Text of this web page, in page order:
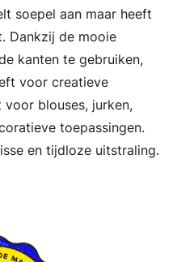
soepel aan maar heeft
Dankzij de mooie
kanten te gebruiken,
voor creatieve
blouses, jurken,
toepassingen.
en tijdloze uitstraling.